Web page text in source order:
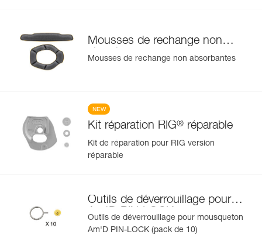
Mousses de rechange non
absorbantes
Mousses de rechange non absorbantes
NEW
Kit réparation RIG® réparable
Kit de réparation pour RIG version
réparable
Outils de déverrouillage pour
Am'D PIN-LOCK
Outils de déverrouillage pour mousqueton
Am'D PIN-LOCK (pack de 10)